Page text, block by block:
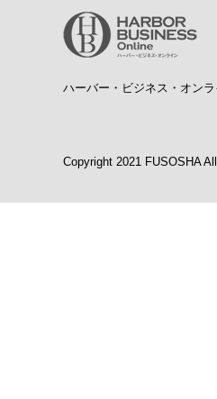
ハーバー・ビジネス・オン
Copyright 2021 FUSOSHA